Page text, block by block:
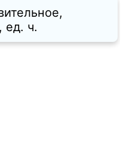
ед. ч.